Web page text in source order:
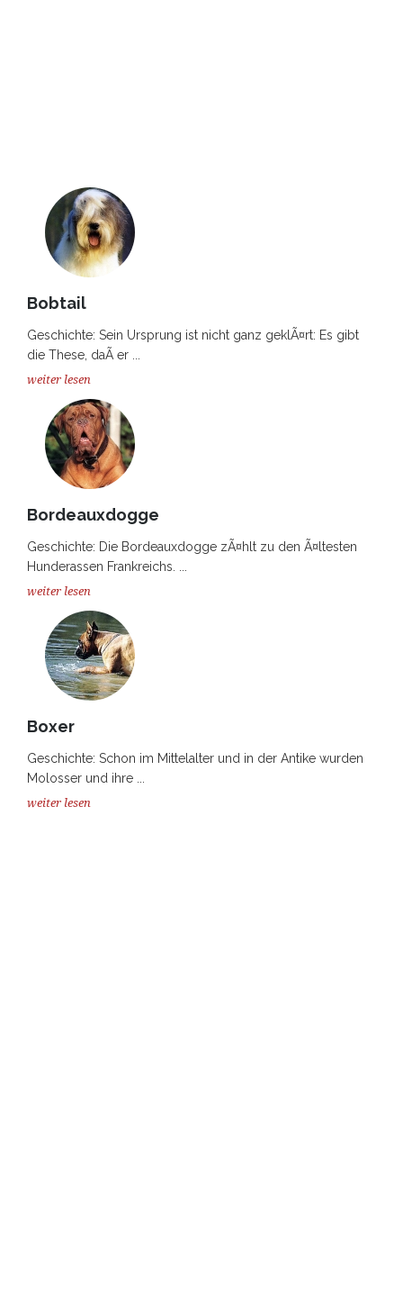
Bobtail
Geschichte: Sein Ursprung ist nicht ganz geklÃ¤rt: Es gibt
die These, daÃ er ...
weiter lesen
Bordeauxdogge
Geschichte: Die Bordeauxdogge zÃ¤hlt zu den Ã¤ltesten
Hunderassen Frankreichs. ...
weiter lesen
Boxer
Geschichte: Schon im Mittelalter und in der Antike wurden
Molosser und ihre ...
weiter lesen